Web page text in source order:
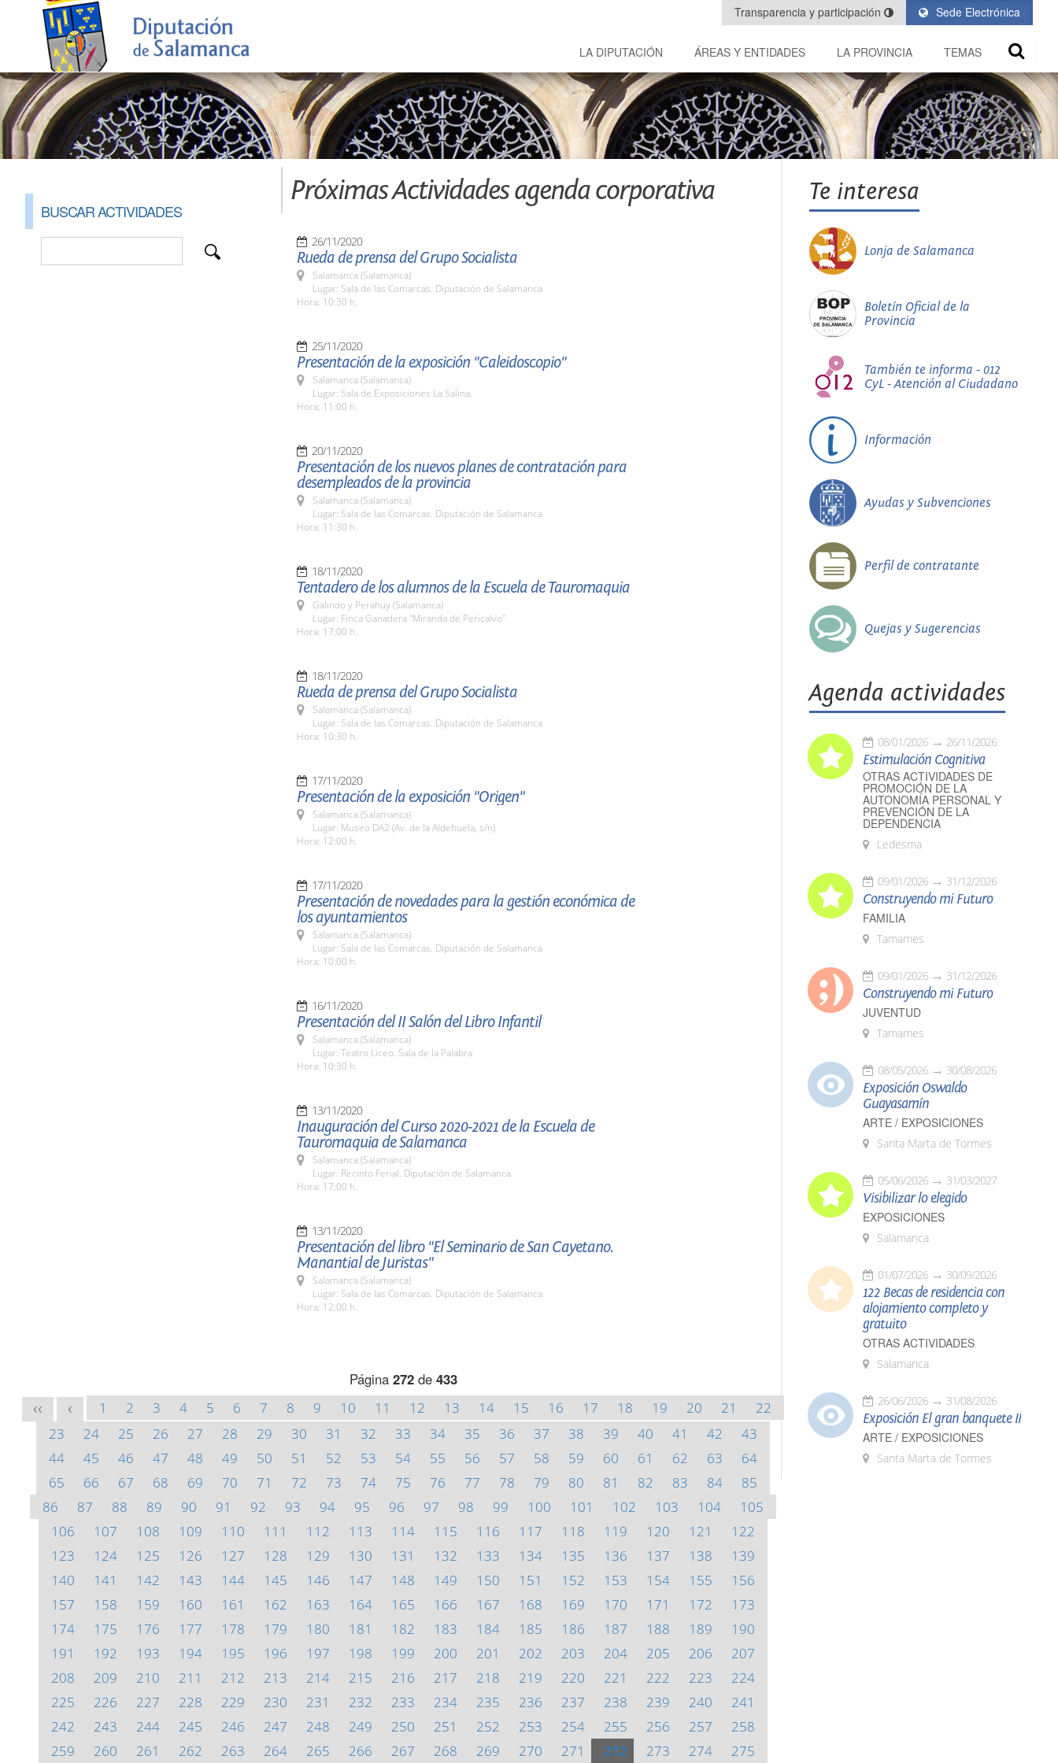
Sede Electrónica
Transparencia y participación
LA DIPUTACIÓN ÁREAS Y ENTIDADES LA PROVINCIA TEMAS
BUSCAR ACTIVIDADES
Próximas Actividades agenda corporativa
26/11/2020
Rueda de prensa del Grupo Socialista
Salamanca (Salamanca)
Lugar: Sala de las Comarcas. Diputación de Salamanca
Hora: 10:30 h.
25/11/2020
Presentación de la exposición "Caleidoscopio"
Salamanca (Salamanca)
Lugar: Sala de Exposiciones La Salina.
Hora: 11:00 h.
20/11/2020
Presentación de los nuevos planes de contratación para
desempleados de la provincia
Salamanca (Salamanca)
Lugar: Sala de las Comarcas. Diputación de Salamanca
Hora: 11:30 h.
18/11/2020
Tentadero de los alumnos de la Escuela de Tauromaquia
Galindo y Perahuy (Salamanca)
Lugar: Finca Ganadera "Miranda de Pericalvo"
Hora: 17:00 h.
18/11/2020
Rueda de prensa del Grupo Socialista
Salamanca (Salamanca)
Lugar: Sala de las Comarcas. Diputación de Salamanca
Hora: 10:30 h.
17/11/2020
Presentación de la exposición "Origen"
Salamanca (Salamanca)
Lugar: Museo DA2 (Av. de la Aldehuela, s/n)
Hora: 12:00 h.
17/11/2020
Presentación de novedades para la gestión económica de
los ayuntamientos
Salamanca (Salamanca)
Lugar: Sala de las Comarcas. Diputación de Salamanca
Hora: 10:00 h.
16/11/2020
Presentación del II Salón del Libro Infantil
Salamanca (Salamanca)
Lugar: Teatro Liceo. Sala de la Palabra
Hora: 10:30 h.
13/11/2020
Inauguración del Curso 2020-2021 de la Escuela de
Tauromaquia de Salamanca
Salamanca (Salamanca)
Lugar: Recinto Ferial. Diputación de Salamanca
Hora: 17:00 h.
13/11/2020
Presentación del libro "El Seminario de San Cayetano.
Manantial de Juristas"
Salamanca (Salamanca)
Lugar: Sala de las Comarcas. Diputación de Salamanca
Hora: 12:00 h.
Página 272de 433
<< < 1 2 3 4 5 6 7 8 9 10 11 12 13 14 15 16 17 18 19 20 21
22
23
24 25 26 27 28 29 30 31 32 33 34 35 36 37 38 39 40 41 42
43
44
45 46 47 48 49 50 51 52 53 54 55 56 57 58 59 60 61 62 63
64
65
66 67 68 69 70 71 72 73 74 75 76 77 78 79 80 81 82 83 84
85
86
87 88 89 90 91 92 93 94 95 96 97 98 99 100 101 102 103 104
105
106
107 108 109 110 111 112 113 114 115 116 117 118 119 120 121
122
123
124 125 126 127 128 129 130 131 132 133 134 135 136 137 138
139
140
141 142 143 144 145 146 147 148 149 150 151 152 153 154 155
156
157
158 159 160 161 162 163 164 165 166 167 168 169 170 171 172
173
174
175 176 177 178 179 180 181 182 183 184 185 186 187 188 189
190
191
192 193 194 195 196 197 198 199 200 201 202 203 204 205 206
207
208
209 210 211 212 213 214 215 216 217 218 219 220 221 222 223
224
225
226 227 228 229 230 231 232 233 234 235 236 237 238 239 240
241
242
243 244 245 246 247 248 249 250 251 252 253 254 255 256 257
258
259
260 261 262 263 264 265 266 267 268 269 270 271 272 273 274 275
Te interesa
Lonja de Salamanca
Boletín Oficial de la
Provincia
También te informa - 012
CyL - Atención al Ciudadano
Información
Ayudas y Subvenciones
Perfil de contratante
Quejas y Sugerencias
Agenda actividades
08/01/2026 26/11/2026
Estimulación Cognitiva
OTRAS ACTIVIDADES DE
PROMOCIÓN DE LA
AUTONOMÍA PERSONAL Y
PREVENCIÓN DE LA
DEPENDENCIA
Ledesma
09/01/2026 31/12/2026
Construyendo mi Futuro
FAMILIA
Tamames
09/01/2026 31/12/2026
Construyendo mi Futuro
JUVENTUD
Tamames
08/05/2026 30/08/2026
Exposición Oswaldo
Guayasamín
ARTE / EXPOSICIONES
Santa Marta de Tormes
05/06/2026 31/03/2027
Visibilizar lo elegido
EXPOSICIONES
Salamanca
01/07/2026 30/09/2026
122 Becas de residencia con
alojamiento completo y
gratuito
OTRAS ACTIVIDADES
Salamanca
26/06/2026 31/08/2026
Exposición El gran banquete II
ARTE / EXPOSICIONES
Santa Marta de Tormes